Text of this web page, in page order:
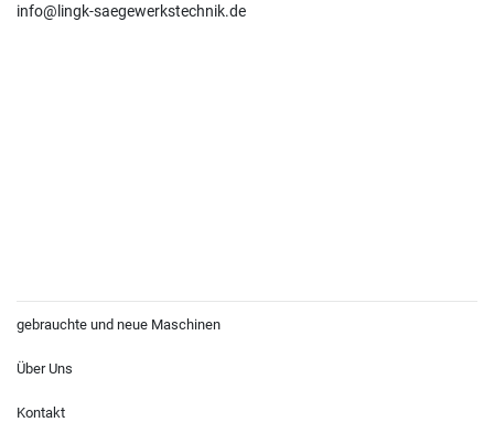
info@lingk-saegewerkstechnik.de
gebrauchte und neue Maschinen
Über Uns
Kontakt